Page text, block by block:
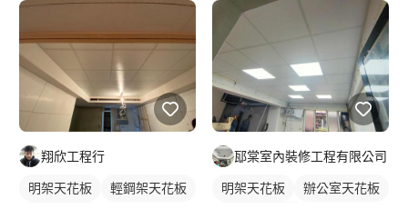
翔欣工程行
明架天花板
輕鋼架天花板
邷棠室內裝修工程有限公司
明架天花板
辦公室天花板